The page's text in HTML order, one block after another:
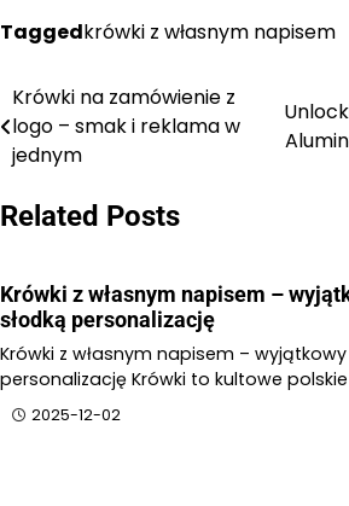
Taggedkrówki z własnym napisem
Nawigacja
wpisu
Krówki na zamówienie z
logo – smak i reklama w
jednym
Related Posts
Krówki z własnym napisem –
słodką personalizację
Krówki z własnym napisem –
personalizację Krówki to kultowe polskie
2025-12-02